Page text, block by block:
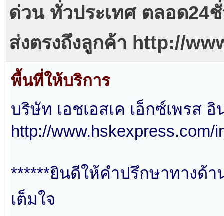
ด่วน ทั่วประเทศ ตลอด24
ส่งตรงถึงลูกค้า http://
พื้นที่ให้บริการ
บริษัท เอชเอสเค เอ็กซ์เพรส
http://www.hskexpress.com/
******ยินดีให้คำปรึกษาทางด้
เต็มใจ